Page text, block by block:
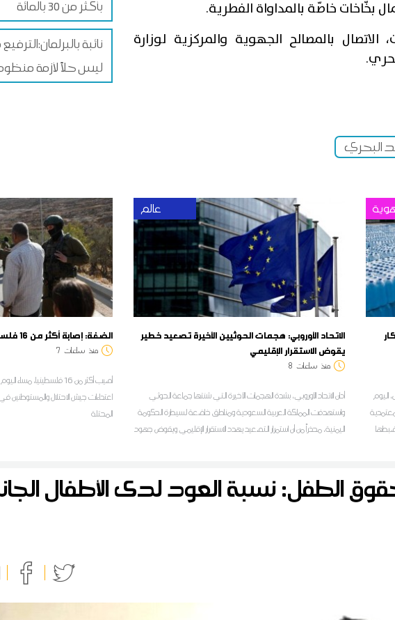
بأكثر من 30 بالمائة
نائبة
ليس حلاً لأزمة
بخّاخات خاصّة بالمداواة الفطرية.
الاتصال بالمصالح الجهوية والمركزية لوزارة
البحري
الضفة: إصابة أكثر من 16 فلسطينيا باعتداءات الاحتلال
منذ ساعات 7
أصيب أكثر من 16 فلسطينيا،
المحتلة
عالم
الاتحاد الأوروبي: هجمات الحوثيين الأخيرة تصعيد خطير
يقوض الاستقرار الإقليمي
منذ ساعات 8
أدان الاتحاد الأوروبي، بشدة الهجمات الأخيرة التي شنتها جماعة الحوثي
واستهدفت المملكة العربية السعودية ومناطق خاضعة لسيطرة الحكومة
اليمنية، محذراً من أن استمرار التصعيد يهدد الاستقرار الإقليمي ويقوض جهود
اليوم
بمعتمدية
5928 قارورة تم ضبطها
الطفل: نسبة العود لدى الأطفال